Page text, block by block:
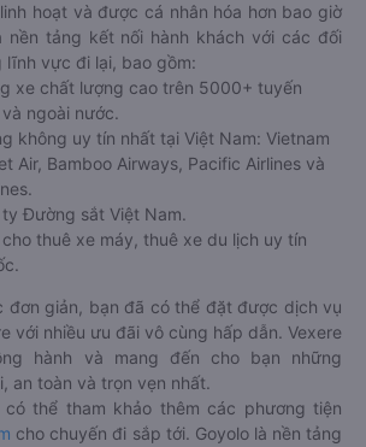
hoạt và được cá nhân hóa hơn bao giờ
nền tảng kết nối hành khách với các đối
vực đi lại, bao gồm:
xe chất lượng cao trên 5000+ tuyến
ngoài nước.
không uy tín nhất tại Việt Nam: Vietnam
Air, Bamboo Airways, Pacific Airlines và
Đường sắt Việt Nam.
thuê xe máy, thuê xe du lịch uy tín
đơn giản, bạn đã có thể đặt được dịch vụ
với nhiều ưu đãi vô cùng hấp dẫn. Vexere
hành và mang đến cho bạn những
an toàn và trọn vẹn nhất.
thể tham khảo thêm các phương tiện
cho chuyến đi sắp tới. Goyolo là nền tảng